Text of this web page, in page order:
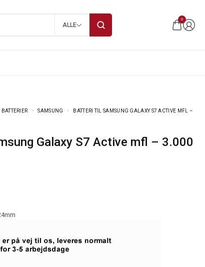
ALLE
0
SAMSUNG
BATTERI TIL SAMSUNG GALAXY S7 ACTIVE MFL –